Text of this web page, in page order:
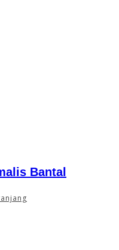
Bantal